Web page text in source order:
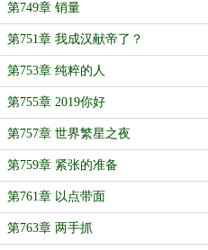
第749章 销量
第751章 我成汉献帝了？
第753章 纯粹的人
第755章 2019你好
第757章 世界繁星之夜
第759章 紧张的准备
第761章 以点带面
第763章 两手抓